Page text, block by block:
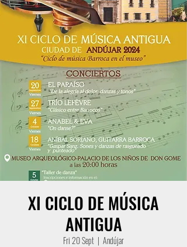
XI CICLO DE MÚSICA
ANTIGUA
Fri 20 Sept
  |
Andújar